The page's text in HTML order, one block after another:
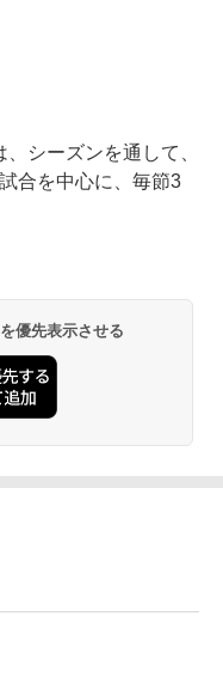
シーズンを通して、
合を中心に、毎節3
優先表示させる